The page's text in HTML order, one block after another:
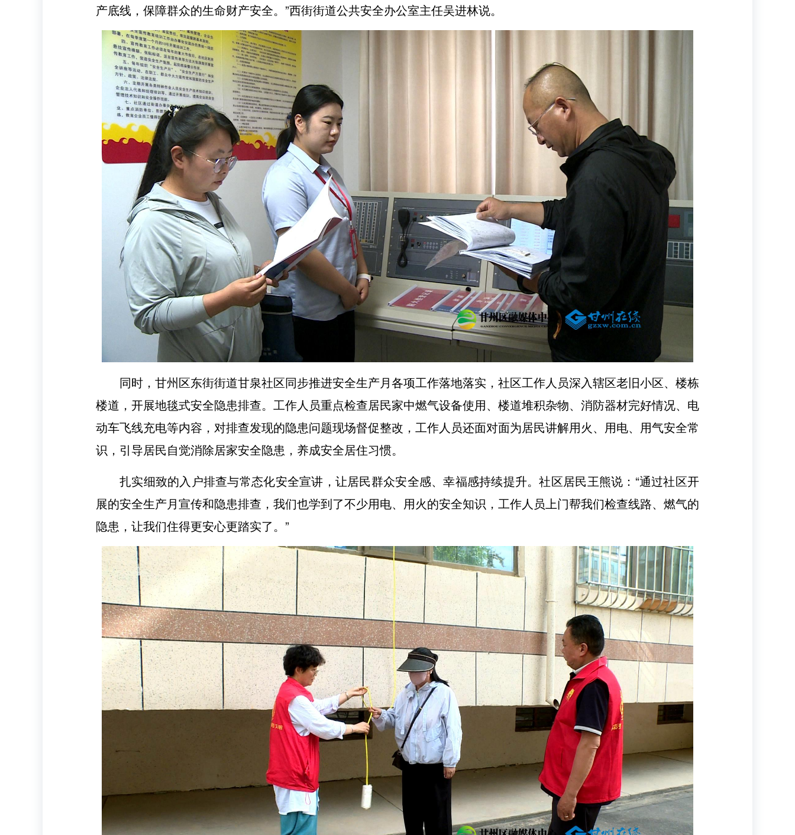
产底线，保障群众的生命财产安全。”西街街道公共安全办公室主任吴进林说。
同时，甘州区东街街道甘泉社区同步推进安全生产月各项工作落地落实，社区工作人员深入辖区老旧小区、楼栋
楼道，开展地毯式安全隐患排查。工作人员重点检查居民家中燃气设备使用、楼道堆积杂物、消防器材完好情况、电
动车飞线充电等内容，对排查发现的隐患问题现场督促整改，工作人员还面对面为居民讲解用火、用电、用气安全常
识，引导居民自觉消除居家安全隐患，养成安全居住习惯。
扎实细致的入户排查与常态化安全宣讲，让居民群众安全感、幸福感持续提升。社区居民王熊说：“通过社区开
展的安全生产月宣传和隐患排查，我们也学到了不少用电、用火的安全知识，工作人员上门帮我们检查线路、燃气的
隐患，让我们住得更安心更踏实了。”